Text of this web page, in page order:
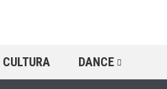
CULTURA DANCE